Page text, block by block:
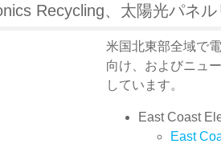
Recycling、太陽光パネ
米国北東部全域で
向け、およびニュ
しています。
East Coast
East